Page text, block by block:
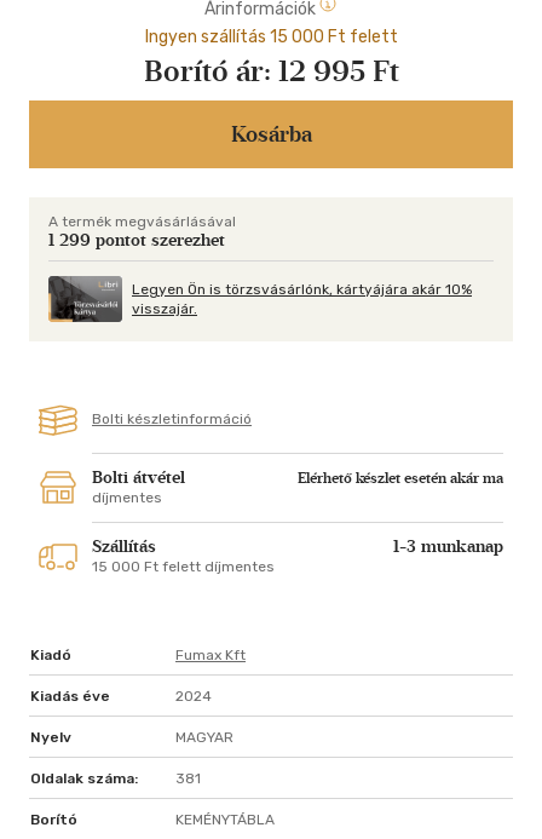
munkáját, saját maga szabhatja meg az árát - ám sem a
feladat, sem a díjazás nem pontosan az, aminek látszik. A
pokol egykori ura megérti, hogy ha át akar jutni a veszélyek és
egyedülálló lehetőségek labirintusán, az súlyos áldozatokkal
fog járni... A Bukott Angyal saját útra indul a nem csupán
képregényeivel, de regényeivel is zajos sikert elérő Mike Carey
Gaiman írt előszót, maga a szerző pedig egy vadonatúj
bevezetőt.
A kötet a THE SANDMAN PRESENTS: LUCIFERsorozat 1-3. és a
LUCIFER-sorozat 1-13. részét tartalmazza.
Árinformációk
Ingyen szállítás 15 000 Ft felett
Borító ár: 12 995 Ft
Kosárba
A termék megvásárlásával
1 299 pontot szerezhet
Legyen Ön is törzsvásárlónk, kártyájára akár 10%
visszajár.
Bolti készletinformáció
Bolti átvétel
Elérhető készlet esetén akár ma
díjmentes
Szállítás 1-3 munkanap
15 000 Ft felett díjmentes
Kiadó Fumax Kft
Kiadás éve 2024
Nyelv MAGYAR
Oldalak száma: 381
Borító KEMÉNYTÁBLA